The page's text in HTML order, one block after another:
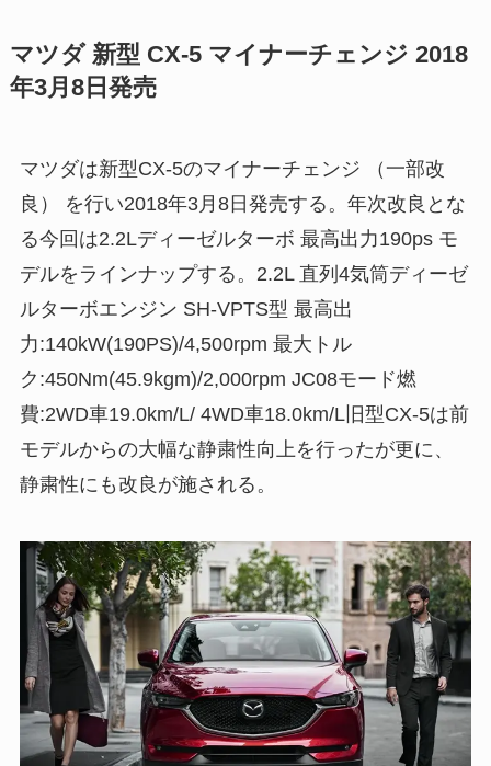
マツダ 新型 CX-5 マイナーチェンジ 2018
年3月8日発売
マツダは新型CX-5のマイナーチェンジ （一部改
良） を行い2018年3月8日発売する。年次改良とな
る今回は2.2Lディーゼルターボ 最高出力190ps モ
デルをラインナップする。2.2L 直列4気筒ディーゼ
ルターボエンジン SH-VPTS型 最高出
力:140kW(190PS)/4,500rpm 最大トル
ク:450Nm(45.9kgm)/2,000rpm JC08モード燃
費:2WD車19.0km/L/ 4WD車18.0km/L旧型CX-5は前
モデルからの大幅な静粛性向上を行ったが更に、
静粛性にも改良が施される。